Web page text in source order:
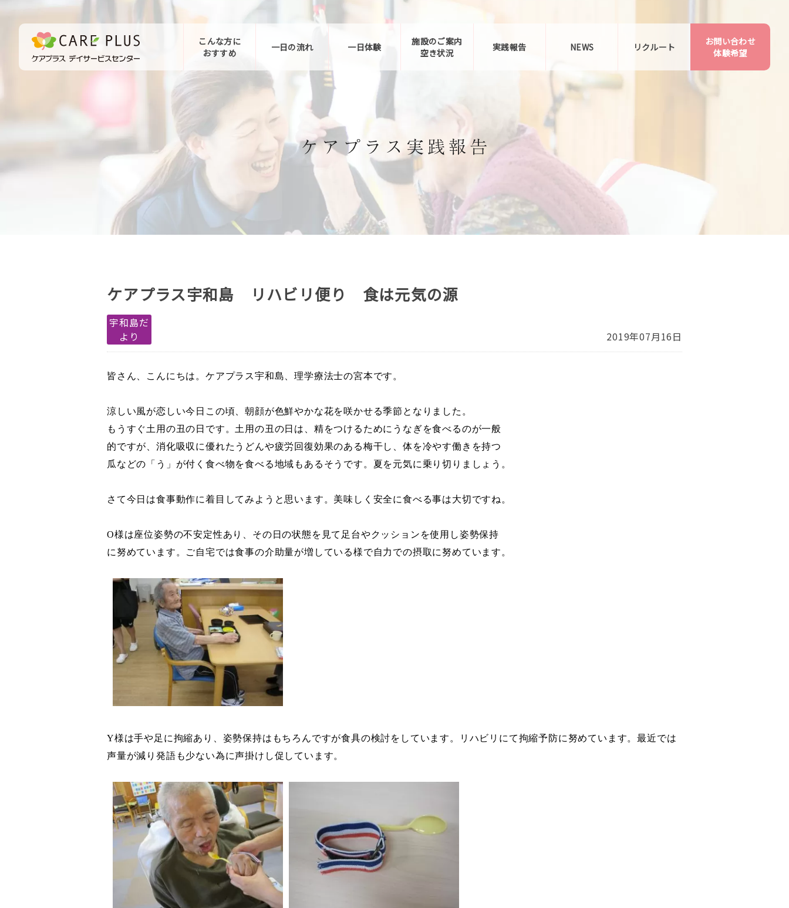
こんな方に
おすすめ
一日の流れ 一日体験
施設のご案内
空き状況
実践報告 NEWS リクルート
お問い合わせ
お問い合わせ
体験希望
ケアプラス宇和島 リハビリ便り 食は元気の源
宇和島だ
より
2019年07月16日
皆さん、こんにちは。ケアプラス宇和島、理学療法士の宮本です。
涼しい風が恋しい今日この頃、朝顔が色鮮やかな花を咲かせる季節となりました。
もうすぐ土用の丑の日です。土用の丑の日は、精をつけるためにうなぎを食べるのが一般
的ですが、消化吸収に優れたうどんや疲労回復効果のある梅干し、体を冷やす働きを持つ
瓜などの「う」が付く食べ物を食べる地域もあるそうです。夏を元気に乗り切りましょう。
さて今日は食事動作に着目してみようと思います。美味しく安全に食べる事は大切ですね。
O様は座位姿勢の不安定性あり、その日の状態を見て足台やクッションを使用し姿勢保持
に努めています。ご自宅では食事の介助量が増している様で自力での摂取に努めています。
Y様は手や足に拘縮あり、姿勢保持はもちろんですが食具の検討をしています。リハビリにて拘縮予防に努めています。最近では
声量が減り発語も少ない為に声掛けし促しています。